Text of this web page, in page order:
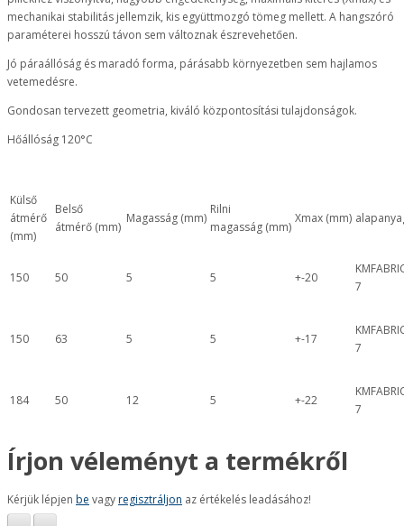
mechanikai stabilitás jellemzik, kis együttmozgó tömeg mellett. A hangszóró
paraméterei hosszú távon sem változnak észrevehetően.
Jó páraállóság és maradó forma, párásabb környezetben sem hajlamos
vetemedésre.
Gondosan tervezett geometria, kiváló központosítási tulajdonságok.
Hőállóság 120°C
Külső
átmérő
(mm)
Belső
átmérő (mm)
Magasság (mm)
Rilni
magasság (mm)
Xmax (mm)
150 50 5 5 +-20
7
150 63 5 5 +-17
7
184 50 12 5 +-22
7
Írjon véleményt a termékről
Kérjük lépjen be vagyregisztráljon az értékelés leadásához!